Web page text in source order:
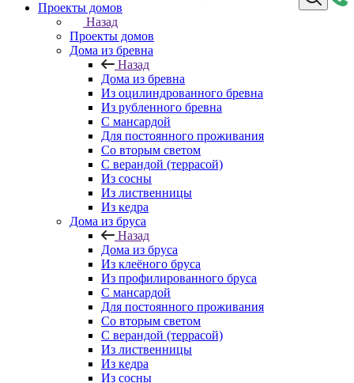
Проекты домов
Назад
Проекты домов
Дома из бревна
Назад
Дома из бревна
Из оцилиндрованного бревна
Из рубленного бревна
С мансардой
Для постоянного проживания
Со вторым светом
С верандой (террасой)
Из сосны
Из лиственницы
Из кедра
Дома из бруса
Назад
Дома из бруса
Из клеёного бруса
Из профилированного бруса
С мансардой
Для постоянного проживания
Со вторым светом
С верандой (террасой)
Из лиственницы
Из кедра
Из сосны